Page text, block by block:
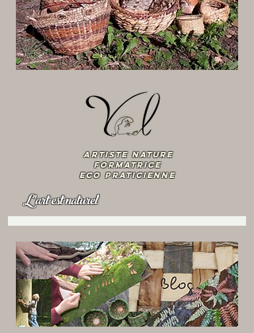
L'art est naturel
artiste nature
Formatrice
ECO praticienne